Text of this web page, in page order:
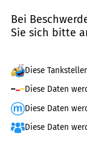
Bei
Sie sich bitte
Diese
Diese Daten
Diese Daten
Diese Daten